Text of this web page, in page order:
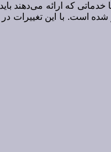
که ارائه می‌دهند
شده است. با این